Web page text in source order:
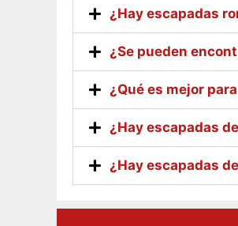
¿Hay escapadas
¿Se pueden
¿Qué es mejor
¿Hay escapadas
¿Hay escapadas